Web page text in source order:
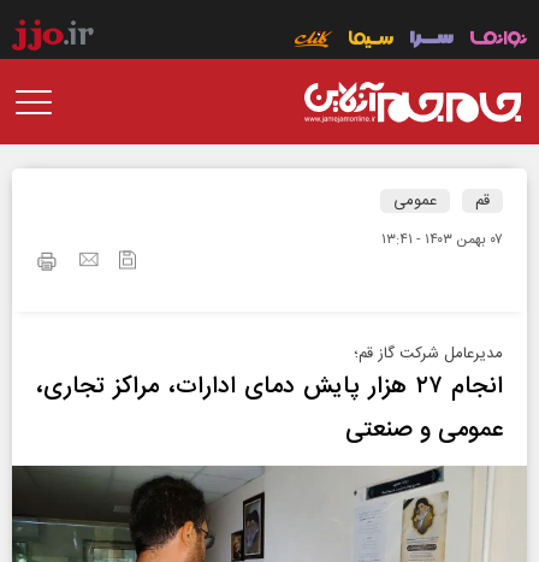
قم عمومی
۰۷ بهمن ۱۴۰۳ - ۱۳:۴۱
مدیرعامل شرکت گاز قم؛
انجام ۲۷ هزار پایش دمای ادارات، مراکز تجاری،
عمومی و صنعتی